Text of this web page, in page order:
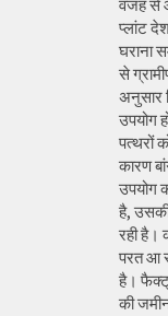
वजह से
प्लांट
घराना
से
अनुसार
उपयोग
पत्थरों
कारण
उपयोग
है,
रही है।
परत आ
है।
की